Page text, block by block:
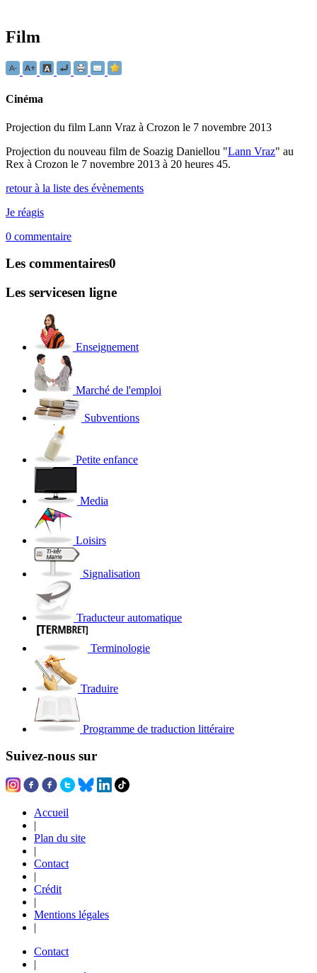
Film
Cinéma
Projection du film Lann Vraz à Crozon le 7 novembre 2013
Projection du nouveau film de Soazig Daniellou "Lann Vraz" au
Rex à Crozon le 7 novembre 2013 à 20 heures 45.
retour à la liste des évènements
Je réagis
0 commentaire
Les commentaires0
Les servicesen ligne
Enseignement
Marché de l'emploi
Subventions
Petite enfance
Media
Loisirs
Signalisation
Traducteur automatique
Terminologie
Traduire
Programme de traduction littéraire
Suivez-nous sur
Accueil
|
Plan du site
|
Contact
|
Crédit
|
Mentions légales
|
Contact
|